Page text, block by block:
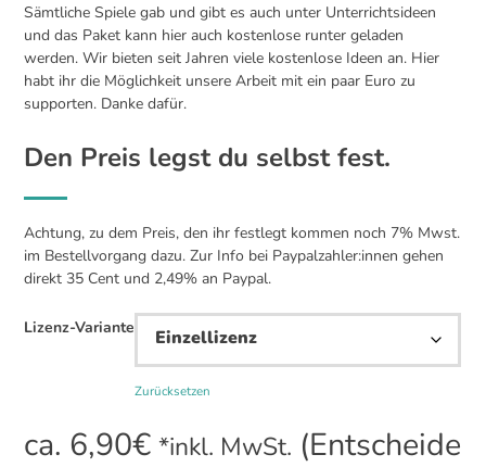
Sämtliche Spiele gab und gibt es auch unter Unterrichtsideen
und das Paket kann hier auch kostenlose runter geladen
werden. Wir bieten seit Jahren viele kostenlose Ideen an. Hier
habt ihr die Möglichkeit unsere Arbeit mit ein paar Euro zu
supporten. Danke dafür.
Den Preis legst du selbst fest.
Achtung, zu dem Preis, den ihr festlegt kommen noch 7% Mwst.
im Bestellvorgang dazu. Zur Info bei Paypalzahler:innen gehen
direkt 35 Cent und 2,49% an Paypal.
Lizenz-Variante
Zurücksetzen
ca. 6,90€ *inkl. MwSt. (Entscheide